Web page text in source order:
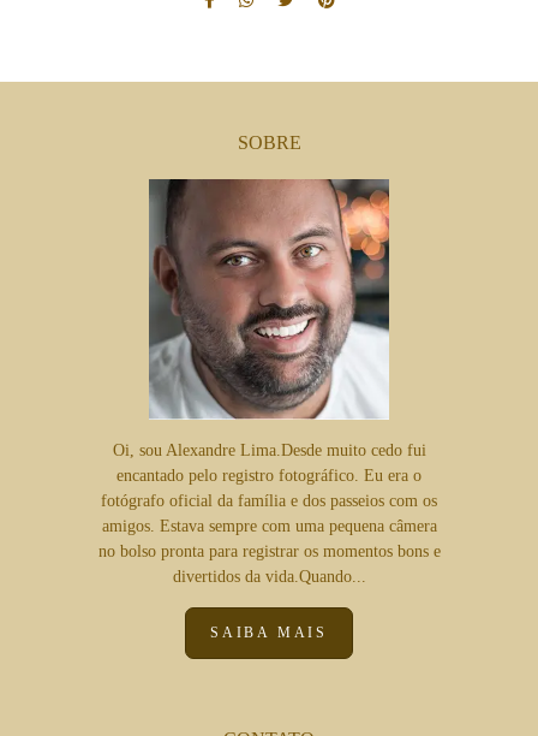
SOBRE
Oi, sou Alexandre Lima.Desde muito cedo fui
encantado pelo registro fotográfico. Eu era o
fotógrafo oficial da família e dos passeios com os
amigos. Estava sempre com uma pequena câmera
no bolso pronta para registrar os momentos bons e
divertidos da vida.Quando...
SAIBA MAIS